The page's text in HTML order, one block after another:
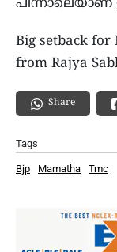
Big setback for
from Rajya
Share
Tags
Bjp Mamatha Tmc